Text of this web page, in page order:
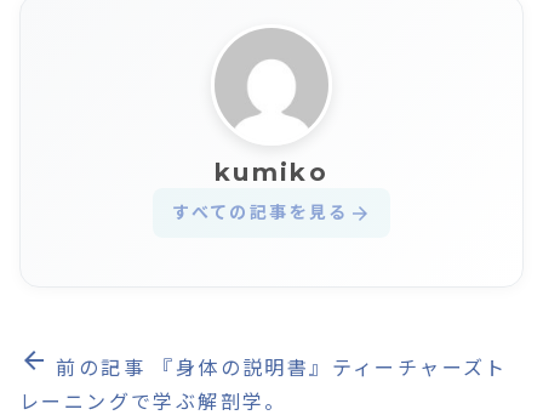
kumiko
すべての記事を見る arrow_forward
arrow_back 前の記事
『身体の説明書』ティーチャーズト
レーニングで学ぶ解剖学。